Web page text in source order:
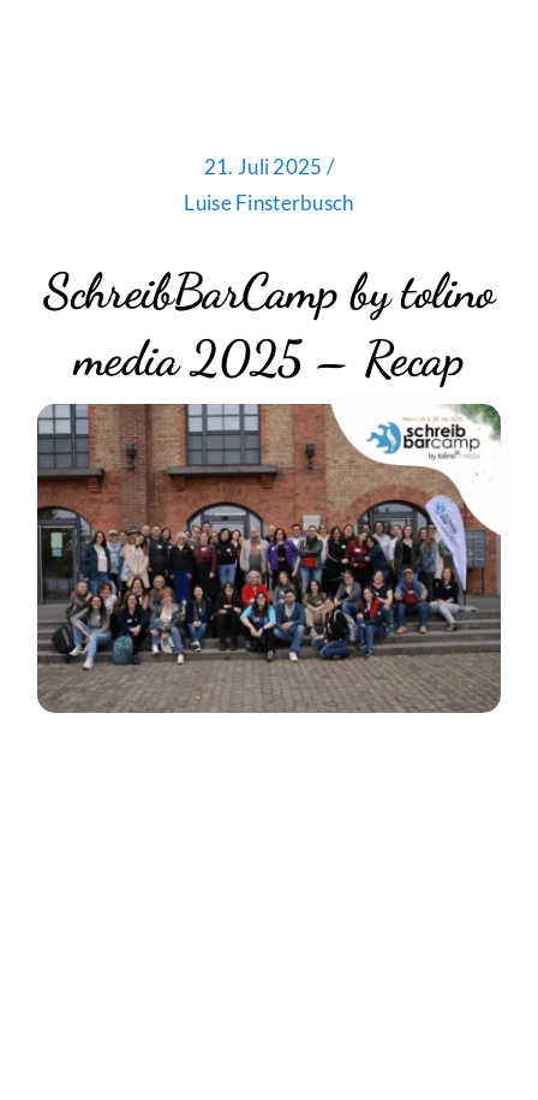
21. Juli 2025 /
Luise Finsterbusch
SchreibBarCamp by tolino
media 2025 – Recap